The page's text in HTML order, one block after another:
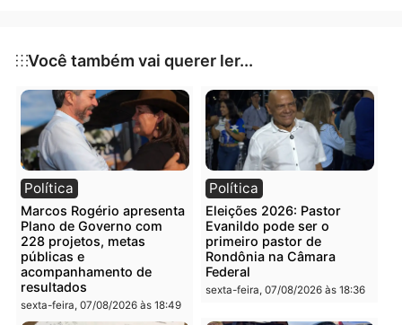
Publicidade
Categorias
Política
Você também vai querer ler...